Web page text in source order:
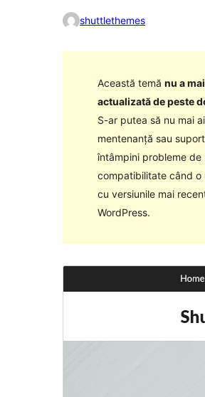
shuttlethemes
Această temă nu a
actualizată de peste
S-ar putea să nu mai
mentenanță sau
întâmpini probleme de
compatibilitate când o
cu versiunile mai
WordPress.